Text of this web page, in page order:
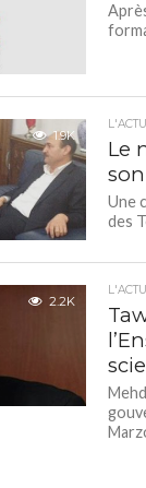
1.9K
Le
Une
des
2.2K